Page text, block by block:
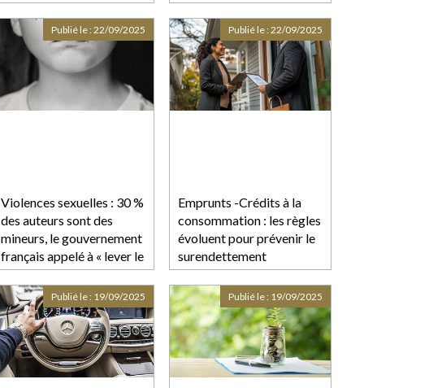
Violences sexuelles : 30 %
des auteurs sont des
mineurs, le gouvernement
français appelé à « lever le
tabou »
Publié le :22/09/2025
Emprunts -Crédits à la
consommation : les règles
évoluent pour prévenir le
surendettement
Publié le :22/09/2025
Publié le : 19/09/2025 Publié le : 19/09/2025